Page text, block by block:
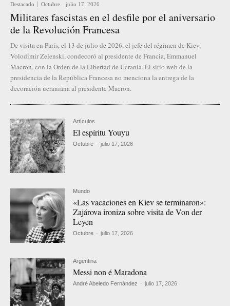
Destacado Octubre - julio 17, 2026
Militares fascistas en el desfile por el aniversario
de la Revolución Francesa
De visita en París, el 13 de julio de 2026, el jefe del régimen de Kiev,
Volodimir Zelenski, condecoró al presidente de Francia, Emmanuel
Macron, con la Orden de la Libertad de Ucrania. El sitio web de la
presidencia de la República Francesa no menciona la entrega de la
decoración ucraniana al presidente Macron.
Artículos
El espíritu Youyu
Octubre - julio 17, 2026
Mundo
«Las vacaciones en Kiev se terminaron»:
Zajárova ironiza sobre visita de Von der
Leyen
Octubre - julio 17, 2026
Argentina
Messi non é Maradona
André Abeledo Fernández - julio 17, 2026